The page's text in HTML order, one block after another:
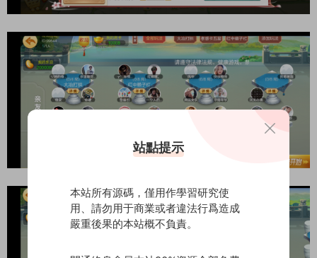
站點提示
本站所有源碼，僅用作學習研究使
用、請勿用于商業或者違法行爲造成
嚴重後果的本站概不負責。